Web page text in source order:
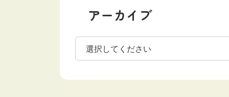
アーカイブ